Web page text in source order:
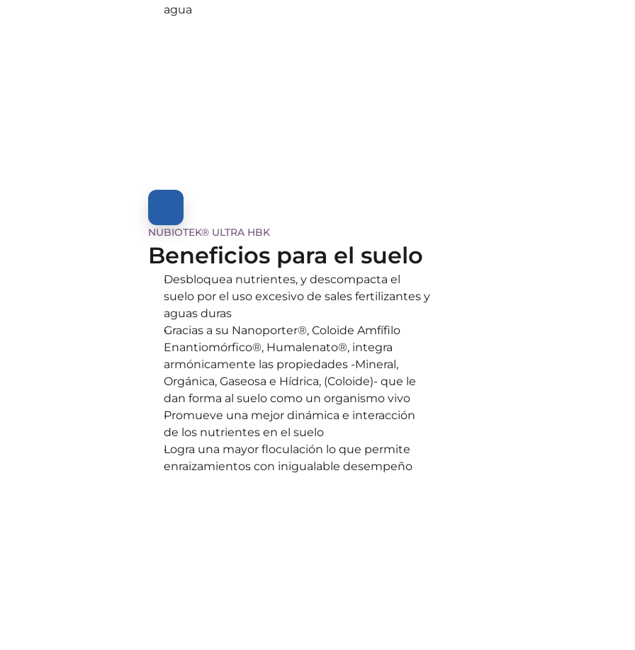
agua
NUBIOTEK® ULTRA HBK
Beneficios para el suelo
Desbloquea nutrientes, y descompacta el
suelo por el uso excesivo de sales fertilizantes y
aguas duras
Gracias a su Nanoporter®, Coloide Amfífilo
Enantiomórfico®, Humalenato®, integra
armónicamente las propiedades -Mineral,
Orgánica, Gaseosa e Hídrica, (Coloide)- que le
dan forma al suelo como un organismo vivo
Promueve una mejor dinámica e interacción
de los nutrientes en el suelo
Logra una mayor floculación lo que permite
enraizamientos con inigualable desempeño